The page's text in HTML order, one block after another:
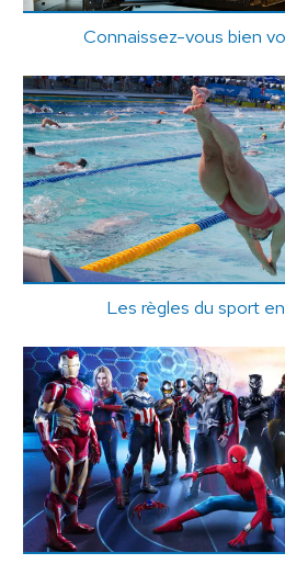
Connaissez-vous bien
Les règles du sport